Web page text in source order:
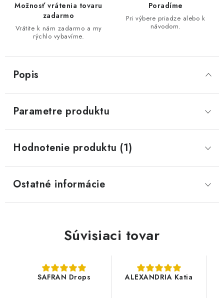
Možnosť vrátenia tovaru
zadarmo
Vrátite k nám zadarmo a my
rýchlo vybavíme.
Poradíme
Pri výbere priadze alebo k
návodom.
Popis
Parametre produktu
Hodnotenie produktu (1)
Ostatné informácie
Súvisiaci tovar
SAFRAN Drops ALEXANDRIA Katia